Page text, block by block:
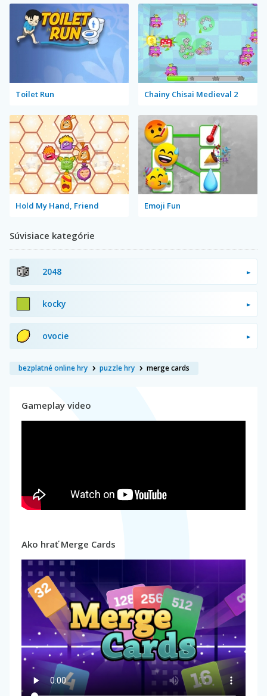
Toilet Run Chainy Chisai Medieval 2
Hold My Hand, Friend Emoji Fun
Súvisiace kategórie
2048
kocky
ovocie
bezplatné online hry puzzle hry merge cards
Gameplay video
Ako hrať Merge Cards